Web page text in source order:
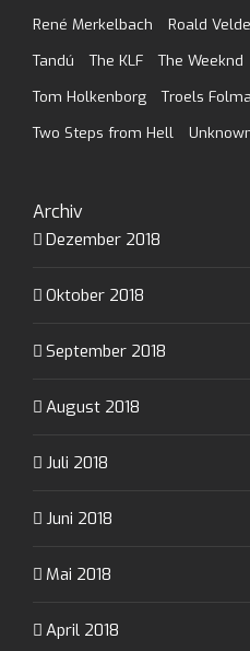
René Merkelbach
Roald
Tandú
The KLF The Weeknd
Tom Holkenborg
Troels
Two Steps from Hell
Archiv
Dezember 2018
Oktober 2018
September 2018
August 2018
Juli 2018
Juni 2018
Mai 2018
April 2018